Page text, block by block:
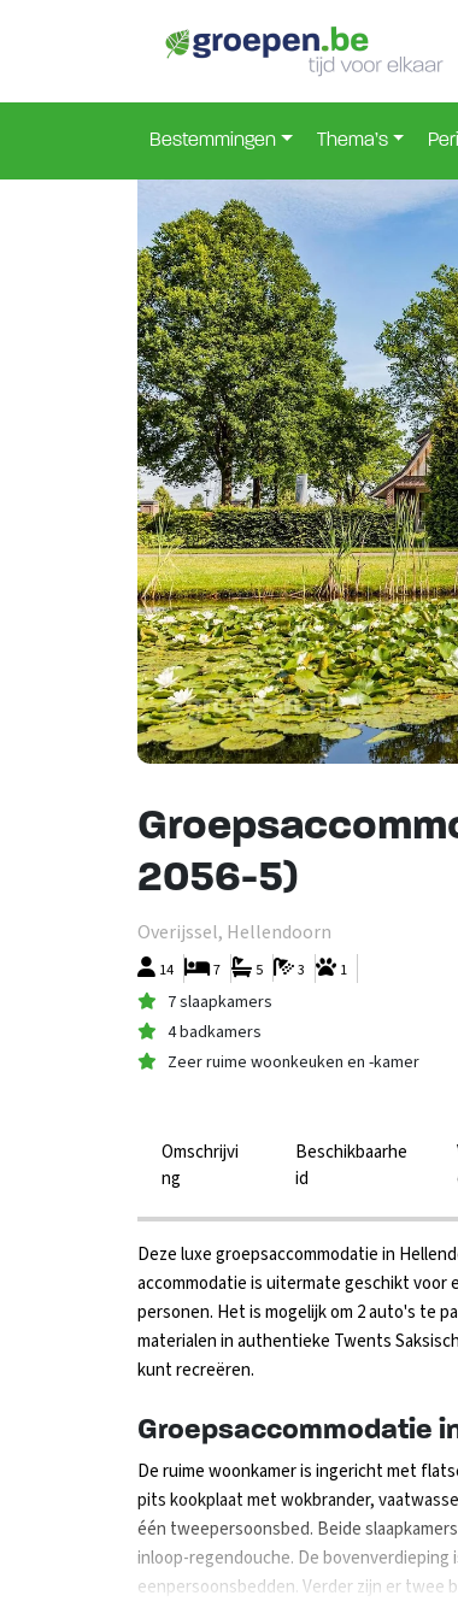
Bestemmingen Thema’s
2056-5)
Overijssel, Hellendoorn
14 1
3
5
7
7 slaapkamers
4 badkamers
Zeer ruime woonkeuken en -kamer
Omschrijvi
ng
Beschikbaarhe
id
Deze luxe groepsaccommodatie in
accommodatie is uitermate geschikt voor
personen. Het is mogelijk om 2 auto's te
materialen in authentieke Twents
kunt recreëren.
Groepsaccommodatie
De ruime woonkamer is ingericht met
pits kookplaat met wokbrander,
één tweepersoonsbed. Beide
inloop-regendouche. De
eenpersoonsbedden. Verder zijn er twee